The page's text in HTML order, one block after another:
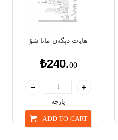
ھايات دېگەن مانا شۇ
₺240.00
پارچە
ADD TO CART